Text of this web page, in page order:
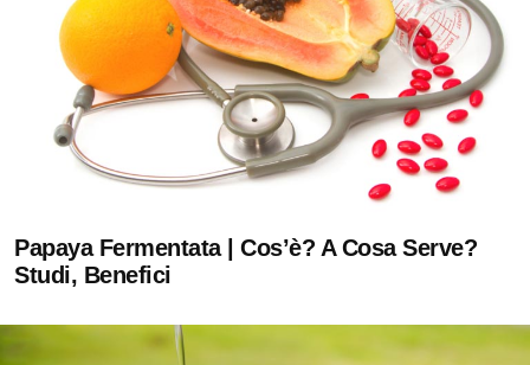
Papaya Fermentata | Cos’è? A Cosa Serve?
Studi, Benefici